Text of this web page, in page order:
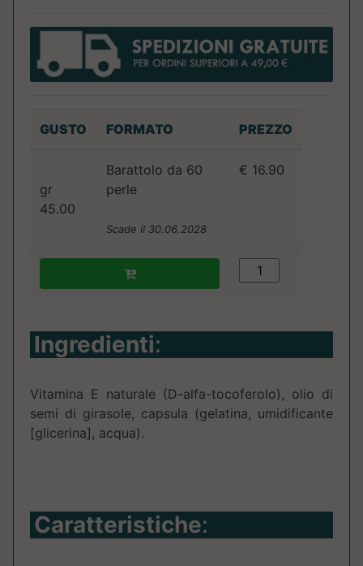
GUSTO FORMATO PREZZO
gr
45.00
Barattolo da 60
perle
Scade il 30.06.2028
€ 16.90
Ingredienti:
Vitamina E naturale (D-alfa-tocoferolo), olio di
semi di girasole, capsula (gelatina, umidificante
[glicerina], acqua).
Caratteristiche: